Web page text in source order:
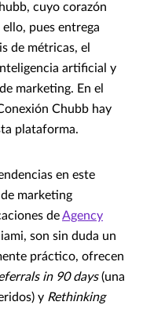
cuyo corazón
pues entrega
de métricas, el
artificial y
marketing. En el
Chubb hay
plataforma.
en este
marketing
deAgency
son sin duda un
práctico, ofrecen
in 90 days(una
y Rethinking